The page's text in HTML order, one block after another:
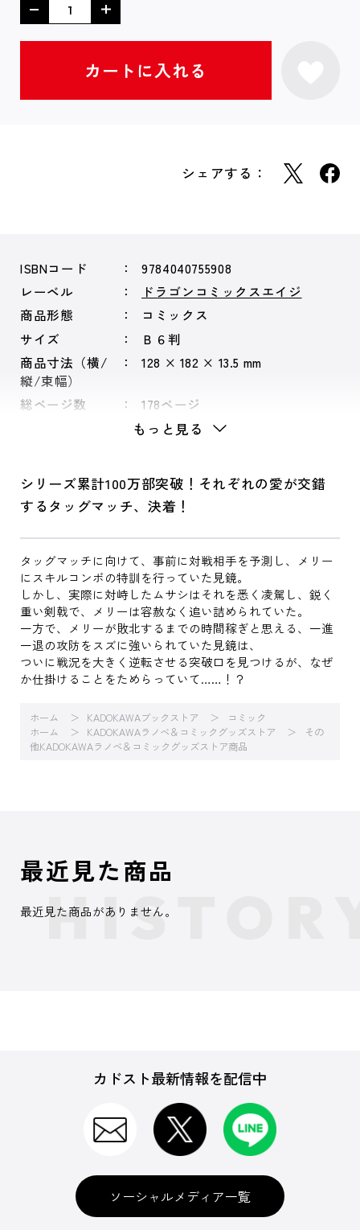
シェアする：
ISBNコード
9784040755908
レーベル
ドラゴンコミックスエイジ
商品形態
コミックス
サイズ
Ｂ６判
商品寸法（横/
縦/束幅）
128 × 182 × 13.5 mm
総ページ数 178ページ
もっと見る
シリーズ累計100万部突破！それぞれの愛が交錯
するタッグマッチ、決着！
タッグマッチに向けて、事前に対戦相手を予測し、メリー
にスキルコンボの特訓を行っていた見鏡。
しかし、実際に対峙したムサシはそれを悉く凌駕し、鋭く
重い剣戟で、メリーは容赦なく追い詰められていた。
一方で、メリーが敗北するまでの時間稼ぎと思える、一進
一退の攻防をスズに強いられていた見鏡は、
ついに戦況を大きく逆転させる突破口を見つけるが、なぜ
か仕掛けることをためらっていて……！？
ホーム KADOKAWAブックストア
コミック
ホーム
KADOKAWAラノベ＆コミックグッズストア
その
他KADOKAWAラノベ＆コミックグッズストア商品
最近見た商品
最近見た商品がありません。
カドスト最新情報を配信中
ソーシャルメディア一覧